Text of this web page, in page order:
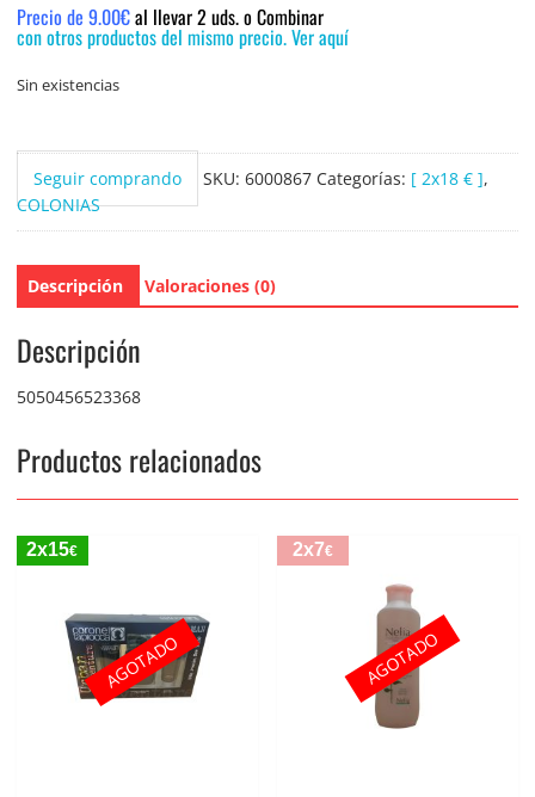
Precio de 9.00€al llevar 2 uds. o Combinar
con otros productos del mismo precio. Ver aquí
Sin existencias
Seguir comprando SKU: 6000867 Categorías: [ 2x18 € ],
COLONIAS
Descripción Valoraciones (0)
Descripción
5050456523368
Productos relacionados
2x15€
AGOTADO
2x7€
AGOTADO